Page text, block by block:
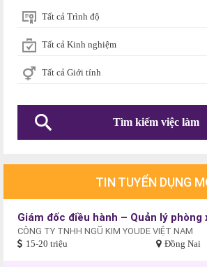
Tất cả Trình độ
Tất cả Kinh nghiệm
Tất cả Giới tính
TIN TUYỂN DỤNG
Giám đốc điều hành – Quản lý phòng
CÔNG TY TNHH NGŨ KIM YOUDE VIỆT NAM
15-20 triệu Đồng Nai